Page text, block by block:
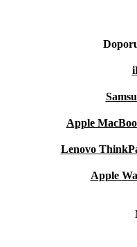
Apple
Lenovo
Apple